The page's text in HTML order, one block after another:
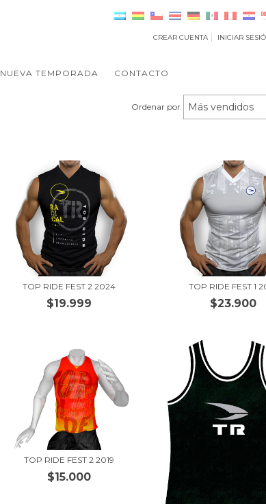
CREAR CUENTA INICIAR
NUEVA TEMPORADA CONTACTO
Ordenar por
TOP RIDE FEST 2 2024
$19.999
TOP RIDE FEST 1
$23.900
TOP RIDE FEST 2 2019
$15.000